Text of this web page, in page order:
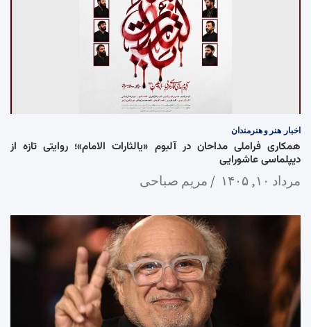
اخبار هنر و هنرمندان
همکاری فراملی مداحان در آلبوم «یالثارات الامام»؛ روایتی تازه از
دیپلماسی عاشورایی
مرداد ۱۰, ۱۴۰۵ مریم صباحی